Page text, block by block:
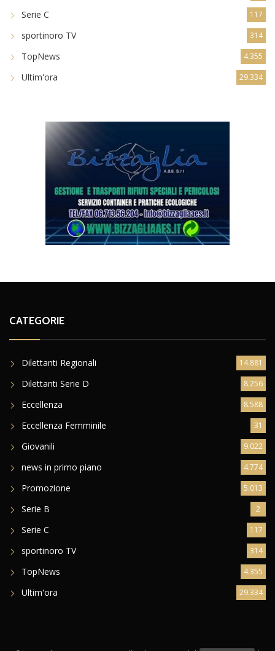
Serie C 117
sportinoro TV 314
TopNews 4.355
Ultim'ora 29.334
CATEGORIE
Dilettanti Regionali 14.881
Dilettanti Serie D 8.256
Eccellenza 8.588
Eccellenza Femminile 31
Giovanili 9.022
news in primo piano 4.774
Promozione 5.013
Serie B 2
Serie C 117
sportinoro TV 314
TopNews 4.355
Ultim'ora 29.334